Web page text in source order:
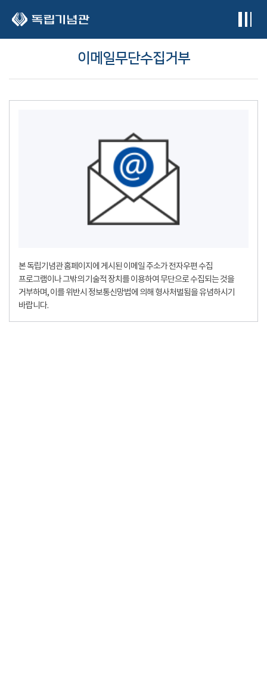
이메일무단수집거부
본 독립기념관 홈페이지에 게시된 이메일 주소가 전자우편 수집
프로그램이나 그밖의 기술적 장치를 이용하여 무단으로 수집되는 것을
거부하며, 이를 위반시 정보통신망법에 의해 형사처벌됨을 유념하시기
바랍니다.